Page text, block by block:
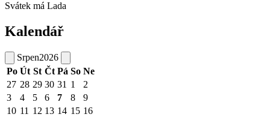
Svátek má Lada
Kalendář
Srpen2026
Po Út St Čt Pá So Ne
27 28 29 30 31 1
2
3
4 5 6 7 8
9
10 11 12 13 14 15 16